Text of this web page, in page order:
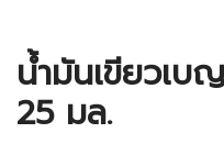
น้ำมันเขียวเบ
25 มล.